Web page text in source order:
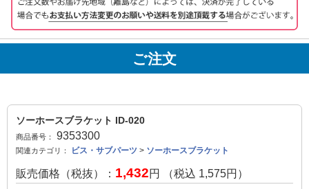
ご注文
ソーホースブラケット ID-020
商品番号： 9353300
関連カテゴリ： ビス・サブパーツ > ソーホースブラケット
販売価格（税抜）： 1,432円 （税込 1,575円）